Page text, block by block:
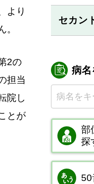
より
。
2の
担当
院し
とが
セカン
病名
部
探
50